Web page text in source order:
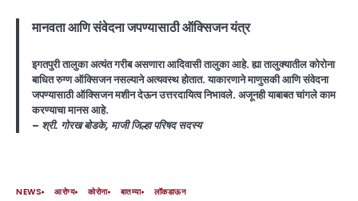
मानवता आणि संवेदना जपण्यासाठी ऑक्सिजन यंत्र
इगतपुरी तालुका अत्यंत गरीब असणारा आदिवासी तालुका आहे. ह्या तालुक्यातील कोरोना
बाधित रुग्ण ऑक्सिजन नसल्याने अत्यवस्थ होतात. याकारणाने माणुसकी आणि संवेदना
जपण्यासाठी ऑक्सिजन मशीन देऊन उत्तरदायित्व निभावले. अजूनही याबाबत चांगले काम
करण्याचा मानस आहे.
– श्री. गोरख बोडके, माजी जिल्हा परिषद सदस्य
NEWS आरोग्य कोरोना बातम्या लॉकडाऊन